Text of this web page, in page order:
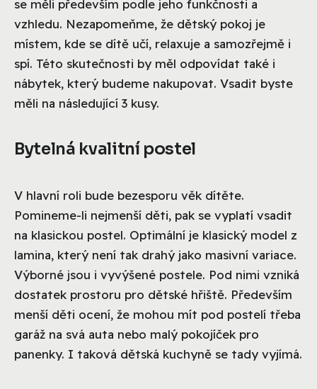
se měli především podle jeho funkčnosti a
vzhledu. Nezapomeňme, že dětský pokoj je
místem, kde se dítě učí, relaxuje a samozřejmě i
spí. Této skutečnosti by měl odpovídat také i
nábytek, který budeme nakupovat. Vsadit byste
měli na následující 3 kusy.
Bytelná kvalitní postel
V hlavní roli bude bezesporu věk dítěte.
Pomineme-li nejmenší děti, pak se vyplatí vsadit
na klasickou postel. Optimální je klasický model z
lamina, který není tak drahý jako masivní variace.
Výborné jsou i vyvýšené postele. Pod nimi vzniká
dostatek prostoru pro dětské hřiště. Především
menší děti ocení, že mohou mít pod postelí třeba
garáž na svá auta nebo malý pokojíček pro
panenky. I taková dětská kuchyně se tady vyjímá.